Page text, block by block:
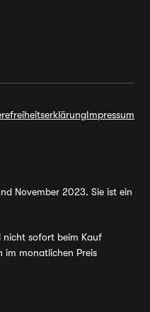
Impressum
November 2023. Sie ist ein
nicht sofort beim Kauf
im monatlichen Preis